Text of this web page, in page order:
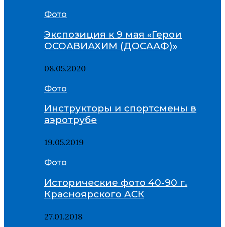
Фото
Экспозиция к 9 мая «Герои
ОСОАВИАХИМ (ДОСААФ)»
08.05.2020
Фото
Инструкторы и спортсмены в
аэротрубе
19.05.2019
Фото
Исторические фото 40-90 г.
Красноярского АСК
27.01.2018